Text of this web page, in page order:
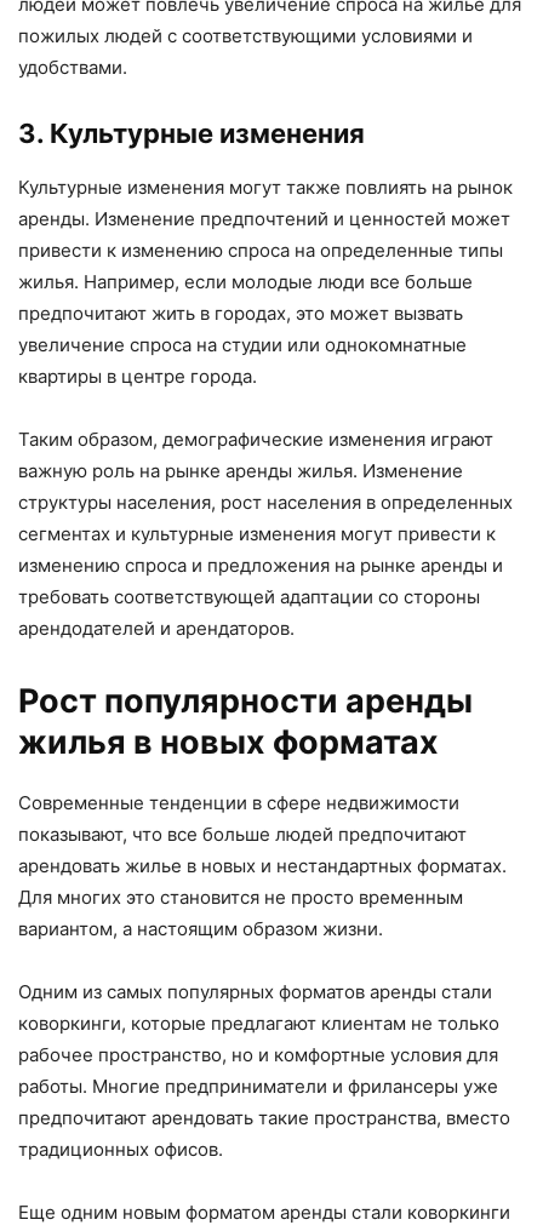
людей может повлечь увеличение спроса на жилье для
пожилых людей с соответствующими условиями и
удобствами.
3. Культурные изменения
Культурные изменения могут также повлиять на рынок
аренды. Изменение предпочтений и ценностей может
привести к изменению спроса на определенные типы
жилья. Например, если молодые люди все больше
предпочитают жить в городах, это может вызвать
увеличение спроса на студии или однокомнатные
квартиры в центре города.
Таким образом, демографические изменения играют
важную роль на рынке аренды жилья. Изменение
структуры населения, рост населения в определенных
сегментах и культурные изменения могут привести к
изменению спроса и предложения на рынке аренды и
требовать соответствующей адаптации со стороны
арендодателей и арендаторов.
Рост популярности аренды
жилья в новых форматах
Современные тенденции в сфере недвижимости
показывают, что все больше людей предпочитают
арендовать жилье в новых и нестандартных форматах.
Для многих это становится не просто временным
вариантом, а настоящим образом жизни.
Одним из самых популярных форматов аренды стали
коворкинги, которые предлагают клиентам не только
рабочее пространство, но и комфортные условия для
работы. Многие предприниматели и фрилансеры уже
предпочитают арендовать такие пространства, вместо
традиционных офисов.
Еще одним новым форматом аренды стали коворкинги